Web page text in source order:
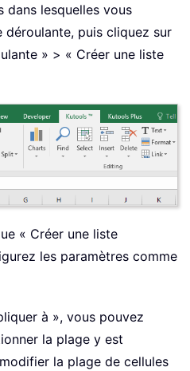
dans lesquelles vous
déroulante, puis cliquez sur
» > « Créer une liste
« Créer une liste
les paramètres comme
à », vous pouvez
la plage y est
la plage de cellules